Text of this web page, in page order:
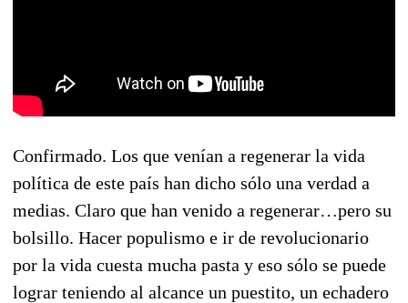
Confirmado. Los que venían a regenerar la vida
política de este país han dicho sólo una verdad a
medias. Claro que han venido a regenerar…pero su
bolsillo. Hacer populismo e ir de revolucionario
por la vida cuesta mucha pasta y eso sólo se puede
lograr teniendo al alcance un puestito, un echadero